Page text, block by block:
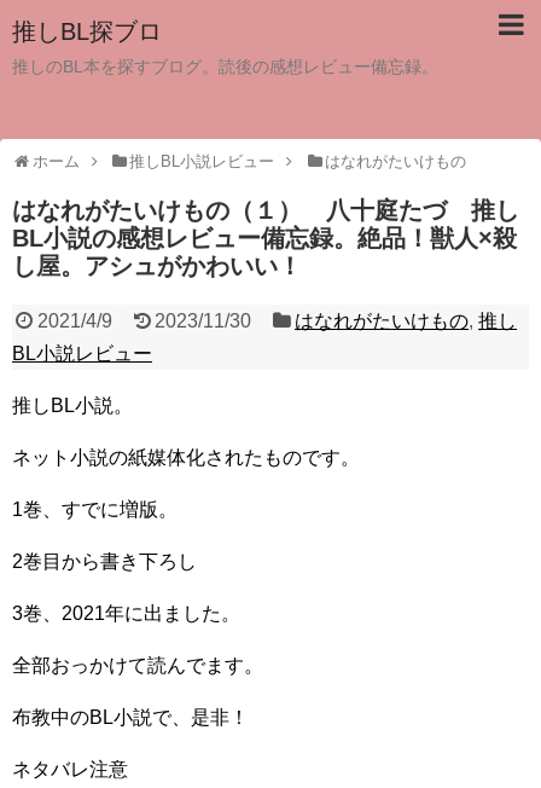
推しBL探ブロ
推しのBL本を探すブログ。読後の感想レビュー備忘録。
ホーム 推しBL小説レビュー はなれがたいけもの
はなれがたいけもの（１） 八十庭たづ 推し
BL小説の感想レビュー備忘録。絶品！獣人×殺
し屋。アシュがかわいい！
2021/4/9 2023/11/30 はなれがたいけもの,推し
BL小説レビュー
推しBL小説。
ネット小説の紙媒体化されたものです。
1巻、すでに増版。
2巻目から書き下ろし
3巻、2021年に出ました。
全部おっかけて読んでます。
布教中のBL小説で、是非！
ネタバレ注意